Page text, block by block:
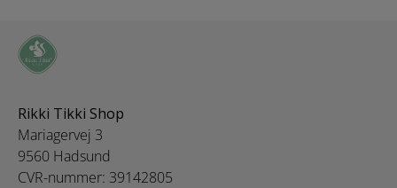
Rikki Tikki Shop
Mariagervej 3
9560 Hadsund
CVR-nummer: 39142805